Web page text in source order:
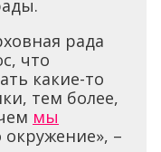
рада
что
какие-то
тем более,
мы
окружение», –